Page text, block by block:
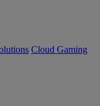
Cloud Gaming